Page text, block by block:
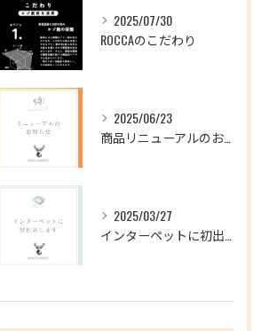
2025/07/30
ROCCAのこだわり
2025/06/23
2025/03/27